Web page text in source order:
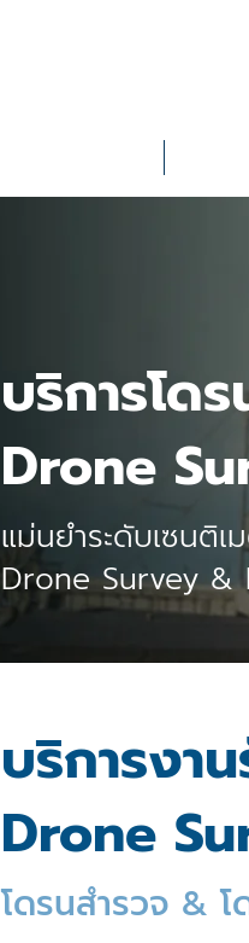
บริการโด
Drone
แม่นยำระดับเซนติ
Drone Survey &
บริการงา
Drone
โดรนสำรวจ &